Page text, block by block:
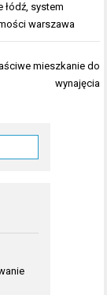
łódź, system
warszawa
mieszkanie do
wynajęcia